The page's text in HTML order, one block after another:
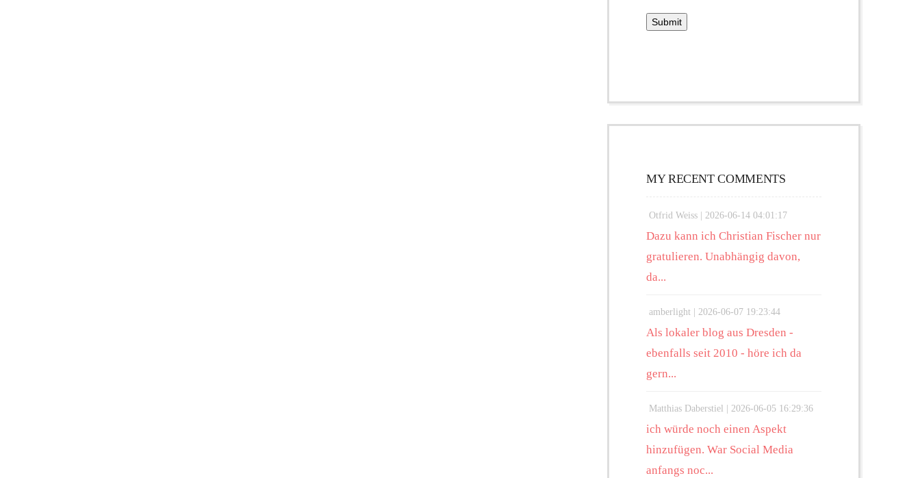
MY RECENT COMMENTS
Otfrid Weiss | 2026-06-14 04:01:17
Dazu kann ich Christian Fischer nur
gratulieren. Unabhängig davon,
da...
amberlight | 2026-06-07 19:23:44
Als lokaler blog aus Dresden -
ebenfalls seit 2010 - höre ich da
gern...
Matthias Daberstiel | 2026-06-05 16:29:36
ich würde noch einen Aspekt
hinzufügen. War Social Media
anfangs noc...